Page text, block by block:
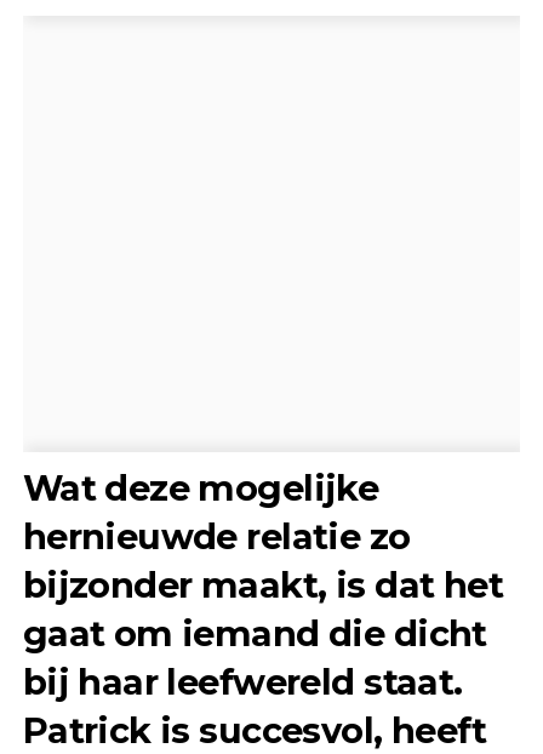
Wat deze mogelijke
hernieuwde relatie zo
bijzonder maakt, is dat het
gaat om iemand die dicht
bij haar leefwereld staat.
Patrick is succesvol, heeft